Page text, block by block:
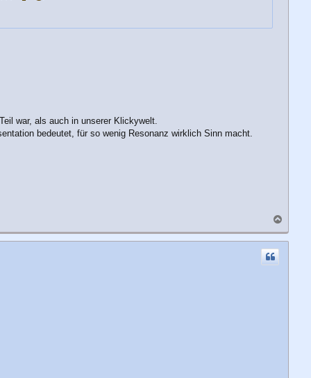
war, als auch in unserer Klickywelt.
bedeutet, für so wenig Resonanz wirklich Sinn macht.
a
c